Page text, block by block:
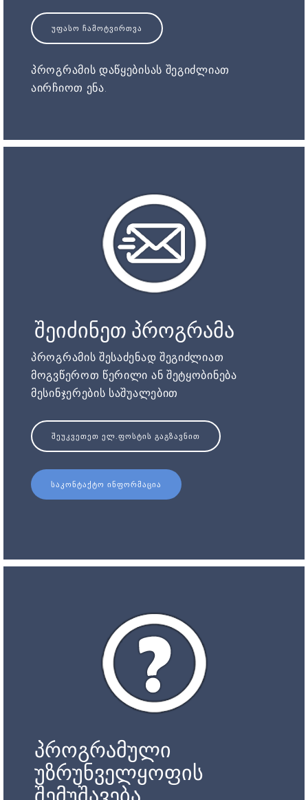
ᲣᲤᲐᲡᲝ ᲩᲐᲛᲝᲢᲕᲘᲠᲗᲕᲐ
პროგრამის დაწყებისას შეგიძლიათ
აირჩიოთ ენა.
შეიძინეთ პროგრამა
პროგრამის შესაძენად შეგიძლიათ
მოგვწეროთ წერილი ან შეტყობინება
მესინჯერების საშუალებით
ᲨᲔᲣᲙᲕᲔᲗᲔᲗ ᲔᲚ.ᲤᲝᲡᲢᲘᲡ ᲒᲐᲒᲖᲐᲕᲜᲘᲗ
ᲡᲐᲙᲝᲜᲢᲐᲥᲢᲝ ᲘᲜᲤᲝᲠᲛᲐᲪᲘᲐ
პროგრამული
უზრუნველყოფის